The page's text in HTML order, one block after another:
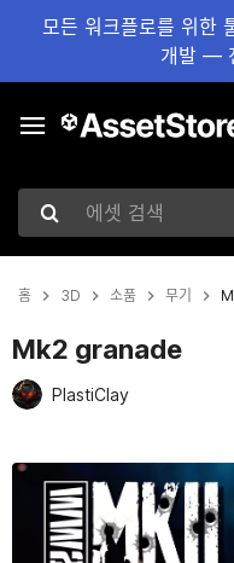
모든 워크플로를 위한
개발 —
에셋 검색
홈 3D 소품 무기
Mk2 granade
PlastiClay
현재 슬라이드: 1 / 6